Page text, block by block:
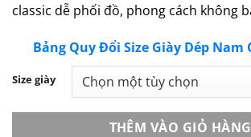
classic dễ phối đồ, phong cách không
Bảng Quy Đổi Size Giày Dép Nam
Size giày
THÊM VÀO GIỎ HÀNG